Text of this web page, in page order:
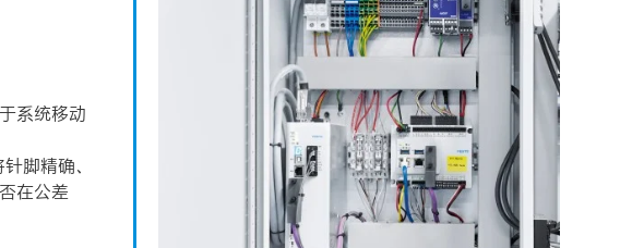
系统移动
脚精确、
在公差